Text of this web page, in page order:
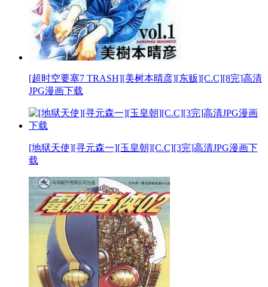
[超时空要塞7 TRASH][美树本晴彦][东贩][C.C][8完]高清
JPG漫画下载
[地狱天使][寻元森一][玉皇朝][C.C][3完]高清JPG漫画下
载